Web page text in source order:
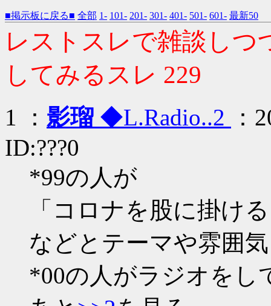
■掲示板に戻る■ 全部 1- 101- 201- 301- 401- 501- 601- 最新50
レストスレで雑談し
してみるスレ 229
1 ： 影瑠 ◆L.Radio..2
：
ID:???0
*99の人が
「コロナを股に掛け
などとテーマや雰囲
*00の人がラジオをし